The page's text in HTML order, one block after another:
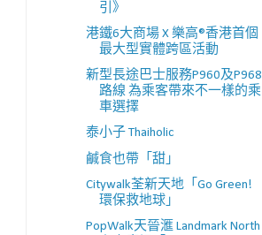
引》
港鐵6大商場 X 樂高®香港首個
最大型實體跨區活動
新型長途巴士服務P960及P968
路線 為乘客帶來不一樣的乘
車選擇
泰小子 Thaiholic
鹹食也帶「甜」
Citywalk荃新天地「Go Green!
環保救地球」
PopWalk天晉滙 Landmark North